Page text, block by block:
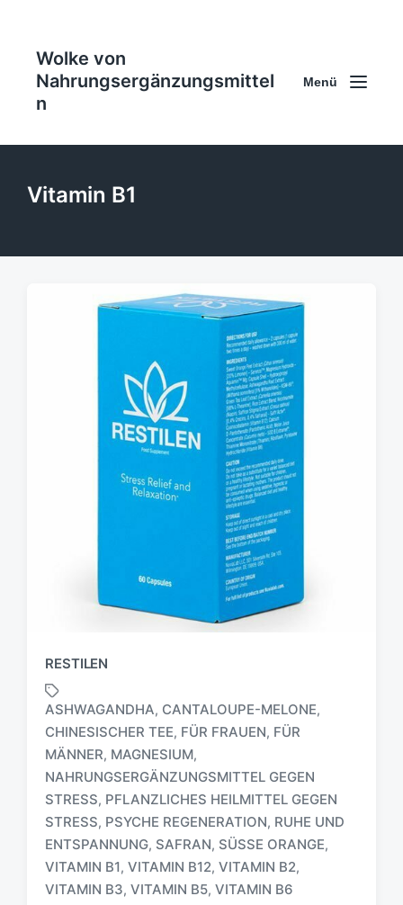
Wolke von
Nahrungsergänzungsmittel
n
Menü
Vitamin B1
RESTILEN
S
c
h
a
g
ASHWAGANDHA, CANTALOUPE-MELONE,
CHINESISCHER TEE, FÜR FRAUEN, FÜR
MÄNNER, MAGNESIUM,
NAHRUNGSERGÄNZUNGSMITTEL GEGEN
STRESS, PFLANZLICHES HEILMITTEL GEGEN
STRESS, PSYCHE REGENERATION, RUHE UND
ENTSPANNUNG, SAFRAN, SÜSSE ORANGE ,
VITAMIN B1, VITAMIN B12, VITAMIN B2,
VITAMIN B3, VITAMIN B5, VITAMIN B6